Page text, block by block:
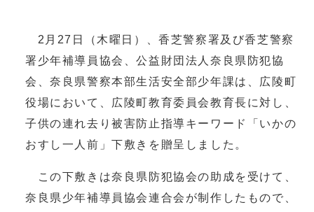
2月27日（木曜日）、香芝警察署及び香芝警察
署少年補導員協会、公益財団法人奈良県防犯協
会、奈良県警察本部生活安全部少年課は、広陵町
役場において、広陵町教育委員会教育長に対し、
子供の連れ去り被害防止指導キーワード「いかの
おすし一人前」下敷きを贈呈しました。
この下敷きは奈良県防犯協会の助成を受けて、
奈良県少年補導員協会連合会が制作したもので、